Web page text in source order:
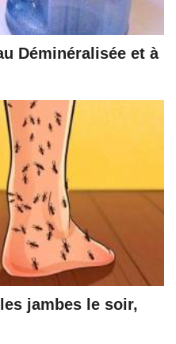
Déminéralisée et à
jambes le soir,